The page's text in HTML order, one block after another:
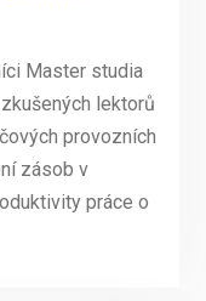
Master studia
lektorů
provozních
zásob v
práce o